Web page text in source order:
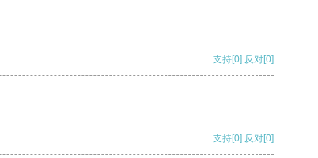
支持[0] 反对[0]
支持[0] 反对[0]